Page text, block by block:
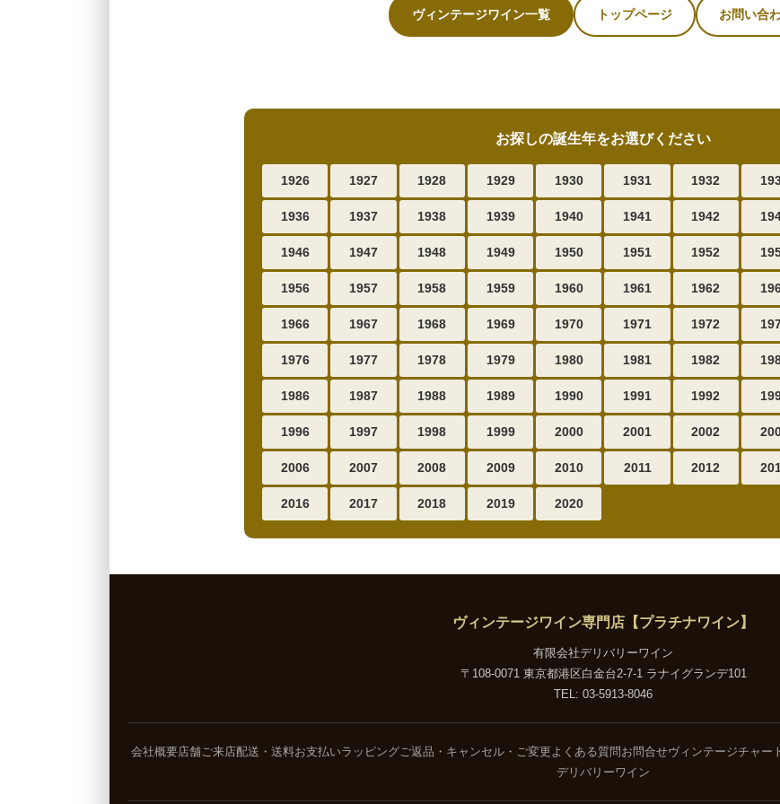
ヴィンテージワイン一覧 トップページ お問い合
お探しの誕生年をお選びください
1926 1927 1928 1929 1930 1931 1932
1936 1937 1938 1939 1940 1941 1942
1946 1947 1948 1949 1950 1951 1952
1956 1957 1958 1959 1960 1961 1962
1966 1967 1968 1969 1970 1971 1972
1976 1977 1978 1979 1980 1981 1982
1986 1987 1988 1989 1990 1991 1992
1996 1997 1998 1999 2000 2001 2002
2006 2007 2008 2009 2010 2011 2012
2016 2017 2018 2019 2020
ヴィンテージワイン専門店【プラチナワイン】
有限会社デリバリーワイン
〒108-0071 東京都港区白金台2-7-1 ラナイグランデ101
TEL: 03-5913-8046
会社概要店舗ご来店配送・送料お支払いラッピングご返品・キャンセル・ご変更よくある質問 お問合せヴィンテージチャー
デリバリーワイン